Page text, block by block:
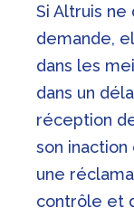
Si Altruis ne
demande,
dans les
dans un
réception
son inaction
une
contrôle et